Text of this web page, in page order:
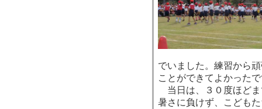
でいました。練習から
ことができてよかった
当日は、３０度ほどま
暑さに負けず、こども